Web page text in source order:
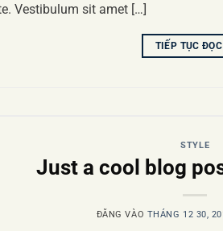
Vestibulum sit amet […]
TIẾP TỤC ĐỌC
STYLE
Just a cool blog
ĐĂNG VÀO THÁNG 12 30,